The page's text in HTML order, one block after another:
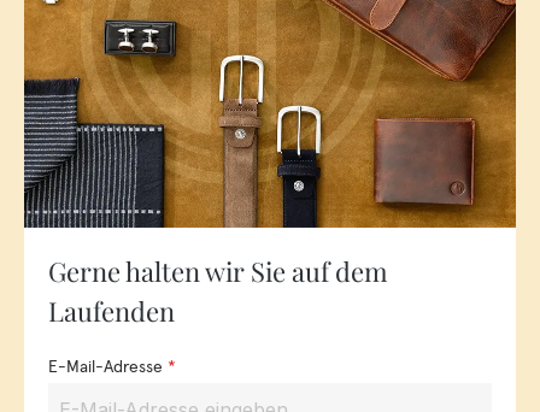
Gerne halten wir Sie auf dem
Laufenden
E-Mail-Adresse *